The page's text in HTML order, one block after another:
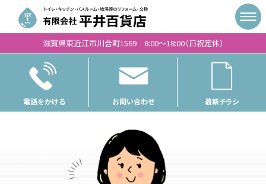
滋賀県東近江市川合町1569 8:00〜18:00（日祝定休）
電話をかける お問い合わせ 最新チラシ